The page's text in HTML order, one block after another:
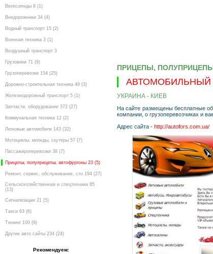
Велосипеды 8 (1)
Внедорожники 34 (4)
Водный транспорт 15 (2)
Военная техника 3 (1)
Воздушный транспорт 3
Грузовики 71 (9)
Грузоперевозки 154 (25)
Дорожно-строительная техника 49 (3)
Железнодорожный транспорт 5 (1)
Запчасти, оборудование 372 (27)
Коммунальная техника 12 (2)
Легковые автомобили 143 (32)
Мотоциклы, мопеды, скутеры 57 (7)
Пассажироперевозки 38 (7)
Прицепы, полуприцепы, автофургоны 23 (5)
Ремонт, сервис, обслуживание, сто 194 (27)
Сельскохозяйственная и спецтехника 85
(13)
Сигнализации 21 (5)
Такси 63 (6)
Тюнинг 100 (9)
Другие авто сайты 234 (24)
Рекомендуем:
ПРИЦЕПЫ,
АВТОМОБИЛЬНЫЙ
УКРАИНА - КИЕВ
На сайте размещены бесплатные
компании, о грузоперевозчиках и
Адрес сайта - http://autofors.com.ua/